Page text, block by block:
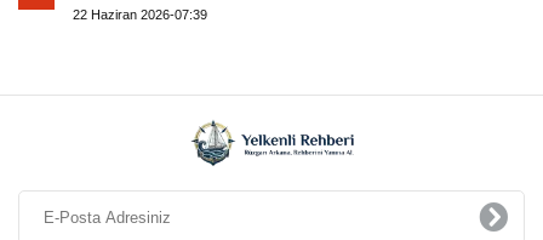
22 Haziran 2026-07:39